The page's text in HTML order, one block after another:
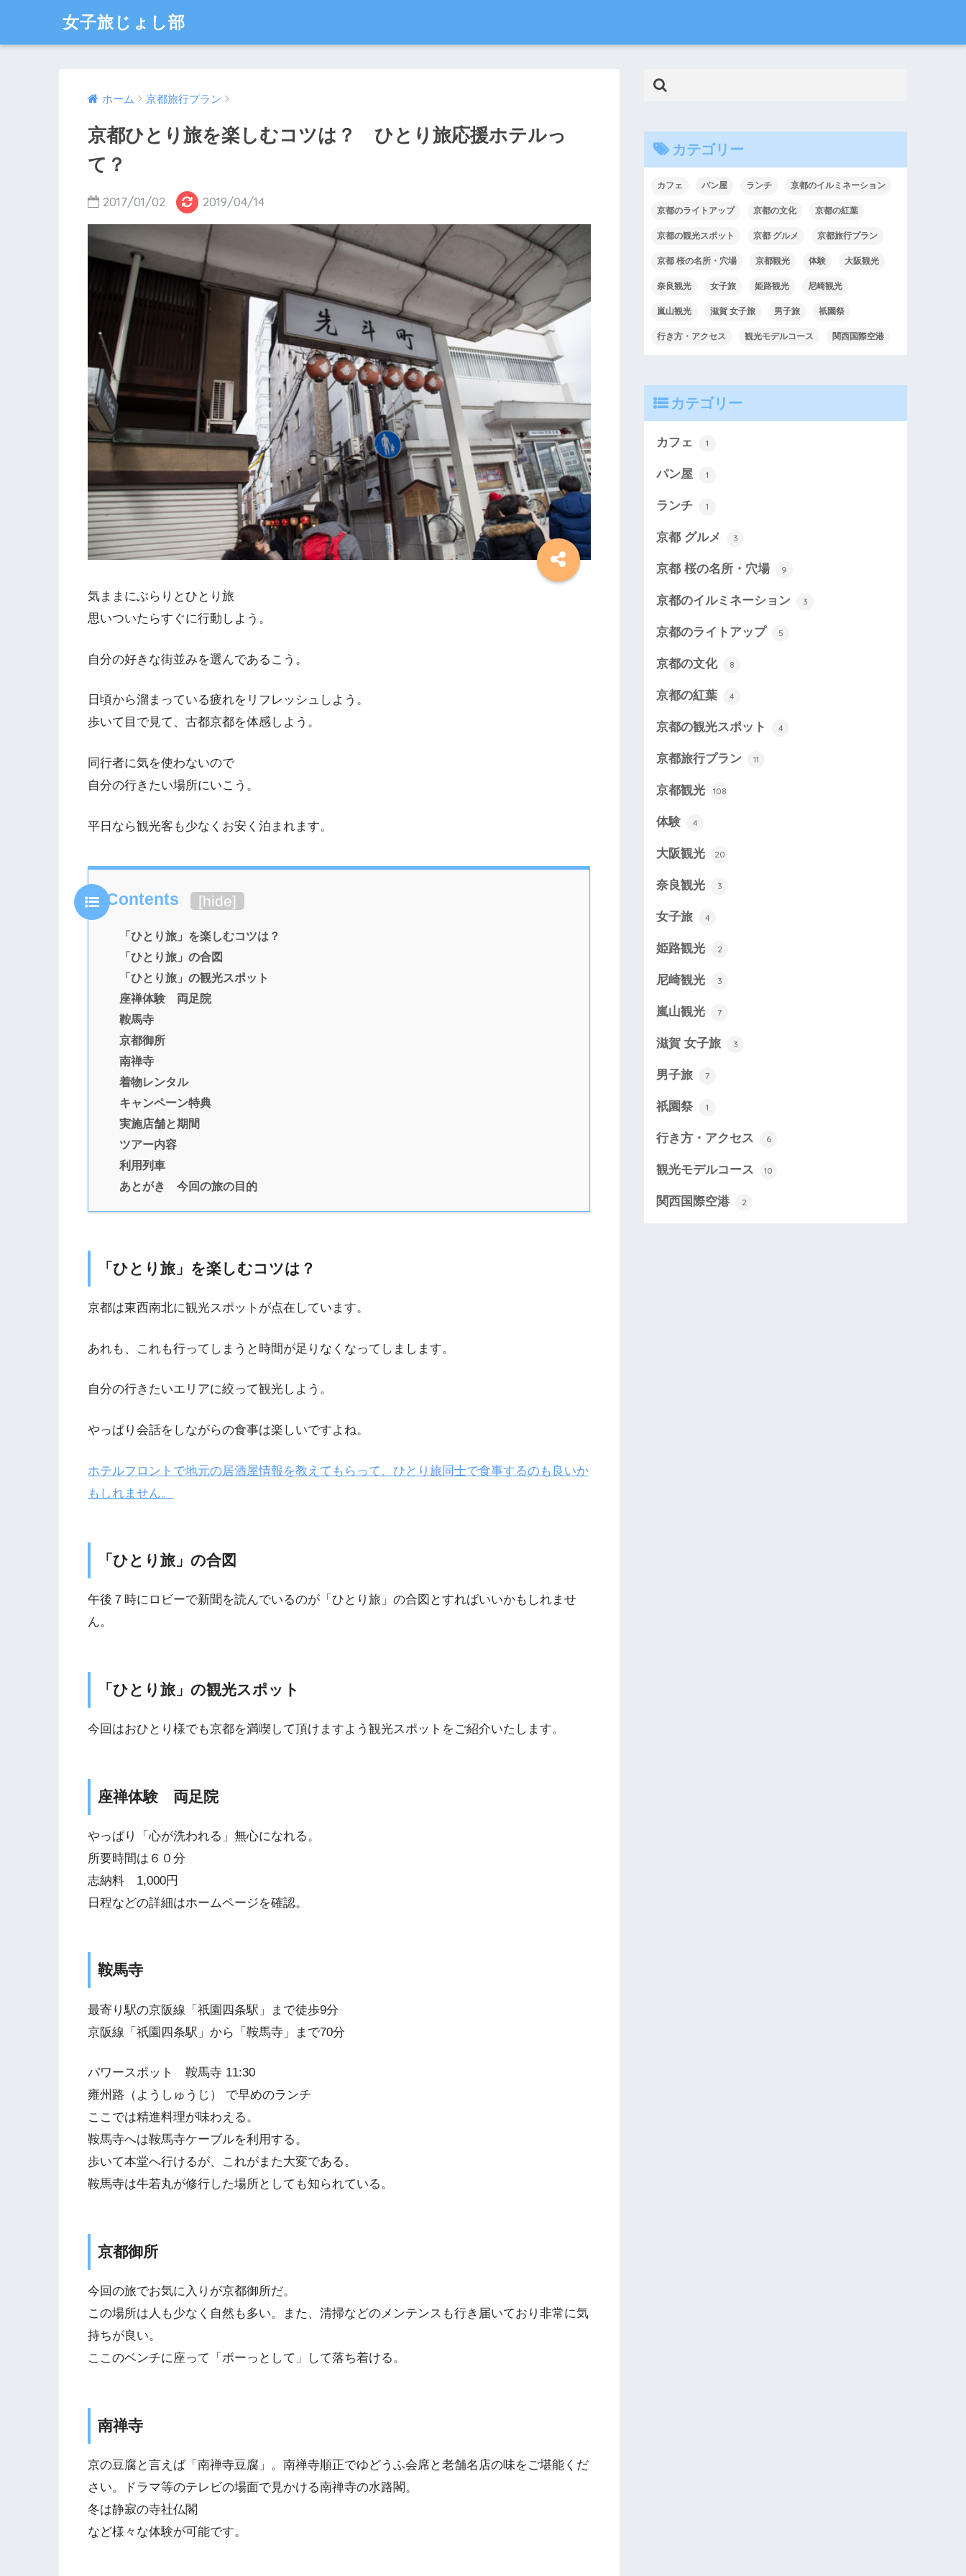
女子旅じょし部
ホーム 京都旅行プラン
京都ひとり旅を楽しむコツは？ ひとり旅応援ホテルっ
て？
2017/01/02 2019/04/14
気ままにぶらりとひとり旅
思いついたらすぐに行動しよう。
自分の好きな街並みを選んであるこう。
日頃から溜まっている疲れをリフレッシュしよう。
歩いて目で見て、古都京都を体感しよう。
同行者に気を使わないので
自分の行きたい場所にいこう。
平日なら観光客も少なくお安く泊まれます。
Contents [hide]
「ひとり旅」を楽しむコツは？
「ひとり旅」の合図
「ひとり旅」の観光スポット
座禅体験 両足院
鞍馬寺
京都御所
南禅寺
着物レンタル
キャンペーン特典
実施店舗と期間
ツアー内容
利用列車
あとがき 今回の旅の目的
「ひとり旅」を楽しむコツは？
京都は東西南北に観光スポットが点在しています。
あれも、これも行ってしまうと時間が足りなくなってしまします。
自分の行きたいエリアに絞って観光しよう。
やっぱり会話をしながらの食事は楽しいですよね。
ホテルフロントで地元の居酒屋情報を教えてもらって、ひとり旅同士で食事するのも良いか
もしれません。
「ひとり旅」の合図
午後７時にロビーで新聞を読んでいるのが「ひとり旅」の合図とすればいいかもしれませ
ん。
「ひとり旅」の観光スポット
今回はおひとり様でも京都を満喫して頂けますよう観光スポットをご紹介いたします。
座禅体験 両足院
やっぱり「心が洗われる」無心になれる。
所要時間は６０分
志納料 1,000円
日程などの詳細はホームページを確認。
鞍馬寺
最寄り駅の京阪線「祇園四条駅」まで徒歩9分
京阪線「祇園四条駅」から「鞍馬寺」まで70分
パワースポット 鞍馬寺 11:30
雍州路（ようしゅうじ） で早めのランチ
ここでは精進料理が味わえる。
鞍馬寺へは鞍馬寺ケーブルを利用する。
歩いて本堂へ行けるが、これがまた大変である。
鞍馬寺は牛若丸が修行した場所としても知られている。
京都御所
今回の旅でお気に入りが京都御所だ。
この場所は人も少なく自然も多い。また、清掃などのメンテンスも行き届いており非常に気
持ちが良い。
ここのベンチに座って「ボーっとして」して落ち着ける。
南禅寺
京の豆腐と言えば「南禅寺豆腐」。南禅寺順正でゆどうふ会席と老舗名店の味をご堪能くだ
さい。ドラマ等のテレビの場面で見かける南禅寺の水路閣。
冬は静寂の寺社仏閣
など様々な体験が可能です。
カテゴリー
カフェ パン屋 ランチ 京都のイルミネーション
京都のライトアップ 京都の文化 京都の紅葉
京都の観光スポット 京都 グルメ 京都旅行プラン
京都 桜の名所・穴場 京都観光 体験 大阪観光
奈良観光 女子旅 姫路観光 尼崎観光
嵐山観光 滋賀 女子旅 男子旅 祇園祭
行き方・アクセス 観光モデルコース 関西国際空港
カテゴリー
カフェ 1
パン屋 1
ランチ 1
京都 グルメ 3
京都 桜の名所・穴場 9
京都のイルミネーション 3
京都のライトアップ 5
京都の文化 8
京都の紅葉 4
京都の観光スポット 4
京都旅行プラン 11
京都観光 108
体験 4
大阪観光 20
奈良観光 3
女子旅 4
姫路観光 2
尼崎観光 3
嵐山観光 7
滋賀 女子旅 3
男子旅 7
祇園祭 1
行き方・アクセス 6
観光モデルコース 10
関西国際空港 2